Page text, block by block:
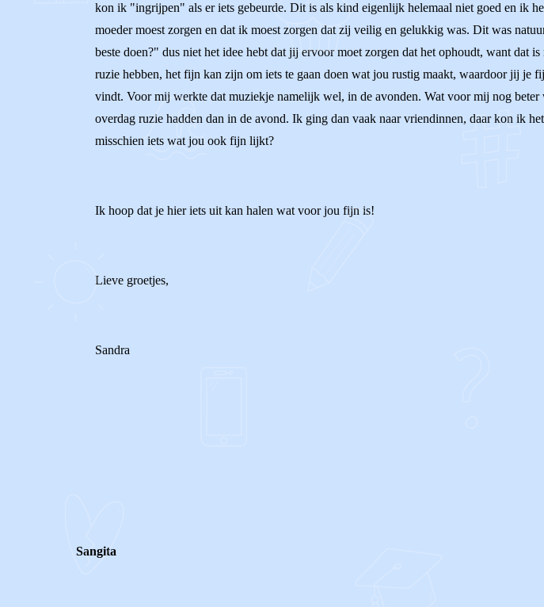
kon ik "ingrijpen" als er iets gebeurde. Dit is als kind eigenlijk helemaal niet goed en ik
moeder moest zorgen en dat ik moest zorgen dat zij veilig en gelukkig was. Dit was
beste doen?" dus niet het idee hebt dat jij ervoor moet zorgen dat het ophoudt, want dat
ruzie hebben, het fijn kan zijn om iets te gaan doen wat jou rustig maakt, waardoor jij
vindt. Voor mij werkte dat muziekje namelijk wel, in de avonden. Wat voor mij nog
overdag ruzie hadden dan in de avond. Ik ging dan vaak naar vriendinnen, daar kon ik
misschien iets wat jou ook fijn lijkt?
Ik hoop dat je hier iets uit kan halen wat voor jou fijn is!
Lieve groetjes,
Sandra
Sangita